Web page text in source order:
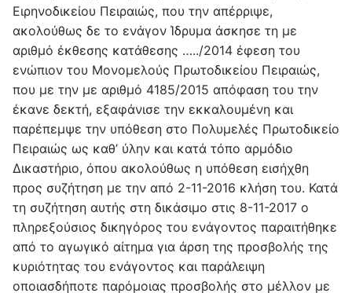
Ειρηνοδικείου Πειραιώς, που την απέρριψε,
ακολούθως δε το ενάγον Ίδρυμα άσκησε τη με
αριθμό έκθεσης κατάθεσης …../2014 έφεση του
ενώπιον του Μονομελούς Πρωτοδικείου Πειραιώς,
που με την με αριθμό 4185/2015 απόφαση του την
έκανε δεκτή, εξαφάνισε την εκκαλουμένη και
παρέπεμψε την υπόθεση στο Πολυμελές Πρωτοδικείο
Πειραιώς ως καθ’ ύλην και κατά τόπο αρμόδιο
Δικαστήριο, όπου ακολούθως η υπόθεση εισήχθη
προς συζήτηση με την από 2-11-2016 κλήση του. Κατά
τη συζήτηση αυτής στη δικάσιμο στις 8-11-2017 ο
πληρεξούσιος δικηγόρος του ενάγοντος παραιτήθηκε
από το αγωγικό αίτημα για άρση της προσβολής της
κυριότητας του ενάγοντος και παράλειψη
οποιασδήποτε παρόμοιας προσβολής στο μέλλον με